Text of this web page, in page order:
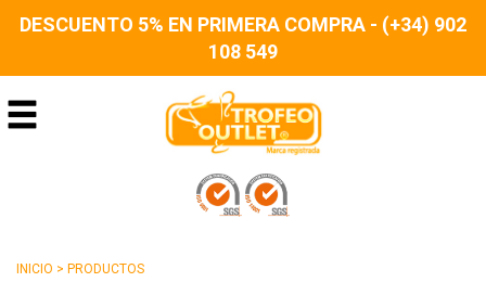
DESCUENTO 5% EN PRIMERA COMPRA - (+34) 902
108 549
INICIO > PRODUCTOS